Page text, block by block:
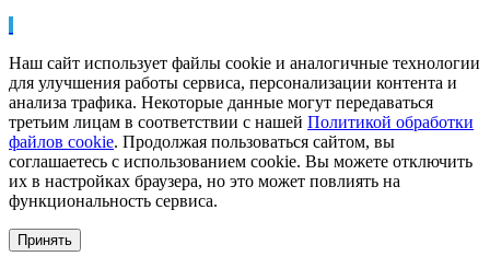
Наш сайт использует файлы cookie и аналогичные технологии
для улучшения работы сервиса, персонализации контента и
анализа трафика. Некоторые данные могут передаваться
третьим лицам в соответствии с нашей Политикой обработки
файлов cookie. Продолжая пользоваться сайтом, вы
соглашаетесь с использованием cookie. Вы можете отключить
их в настройках браузера, но это может повлиять на
функциональность сервиса.
Принять